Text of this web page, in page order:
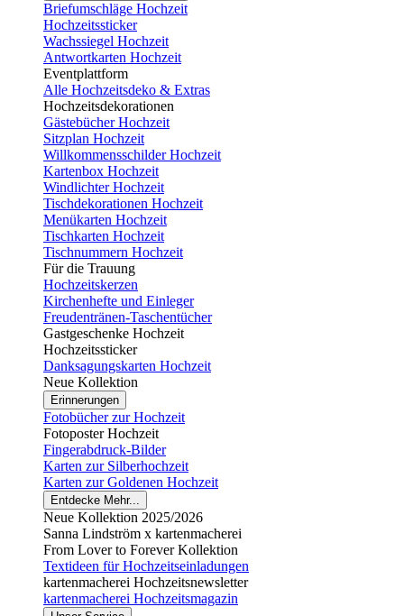
Briefumschläge Hochzeit
Hochzeitssticker
Wachssiegel Hochzeit
Antwortkarten Hochzeit
Eventplattform
Alle Hochzeitsdeko & Extras
Hochzeitsdekorationen
Gästebücher Hochzeit
Sitzplan Hochzeit
Willkommensschilder Hochzeit
Kartenbox Hochzeit
Windlichter Hochzeit
Tischdekorationen Hochzeit
Menükarten Hochzeit
Tischkarten Hochzeit
Tischnummern Hochzeit
Für die Trauung
Hochzeitskerzen
Kirchenhefte und Einleger
Freudentränen-Taschentücher
Gastgeschenke Hochzeit
Hochzeitssticker
Danksagungskarten Hochzeit
Neue Kollektion
Erinnerungen
Fotobücher zur Hochzeit
Fotoposter Hochzeit
Fingerabdruck-Bilder
Karten zur Silberhochzeit
Karten zur Goldenen Hochzeit
Entdecke Mehr...
Neue Kollektion 2025/2026
Sanna Lindström x kartenmacherei
From Lover to Forever Kollektion
Textideen für Hochzeitseinladungen
kartenmacherei Hochzeitsnewsletter
kartenmacherei Hochzeitsmagazin